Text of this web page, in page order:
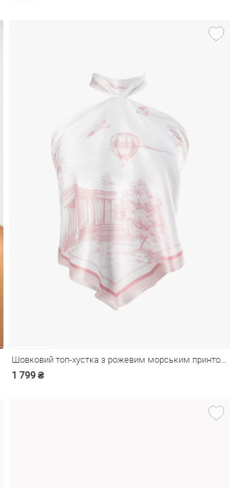
Шовковий топ-хустка з рожевим морським принтом
1 799 ₴